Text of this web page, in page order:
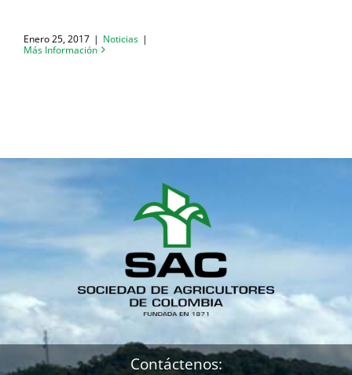
Enero 25, 2017 | Noticias |
Más Información
Contáctenos: